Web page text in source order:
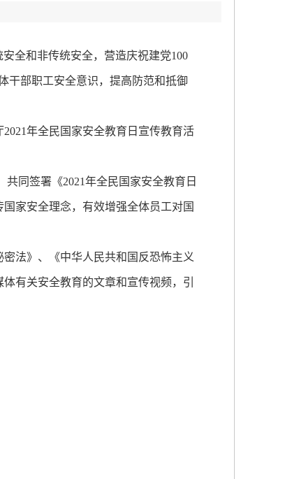
全和非传统安全，营造庆祝建党100
干部职工安全意识，提高防范和抵御
年全民国家安全教育日宣传教育活
同签署《2021年全民国家安全教育日
家安全理念，有效增强全体员工对国
法》、《中华人民共和国反恐怖主义
有关安全教育的文章和宣传视频，引